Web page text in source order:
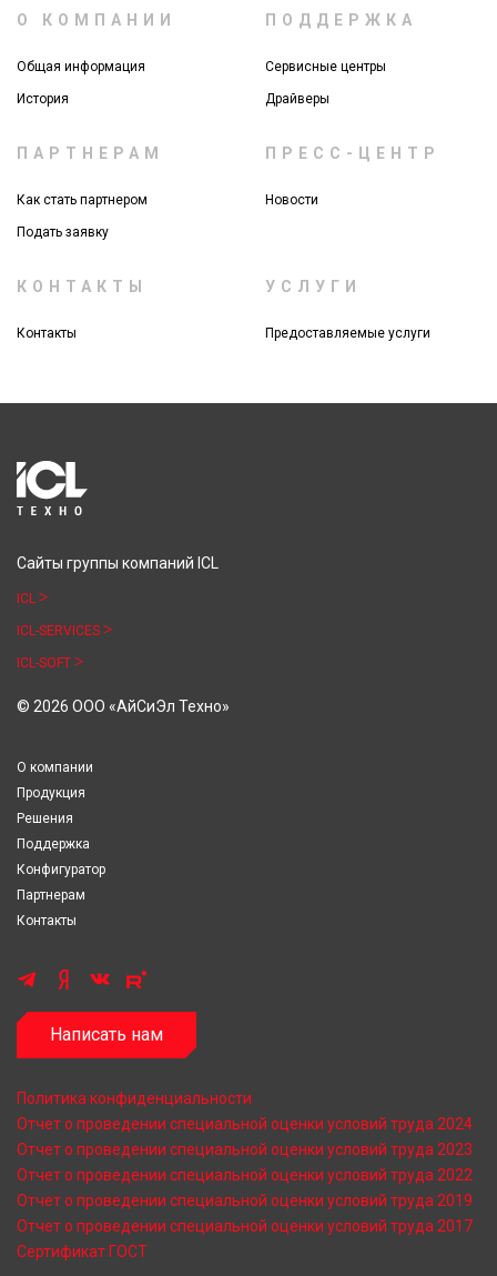
О КОМПАНИИ
Общая информация
История
ПОДДЕРЖКА
Сервисные центры
Драйверы
ПАРТНЕРАМ
Как стать партнером
Подать заявку
ПРЕСС-ЦЕНТР
Новости
КОНТАКТЫ
Контакты
УСЛУГИ
Предоставляемые услуги
Сайты группы компаний ICL
ICL
ICL-SERVICES
ICL-SOFT
© 2026 ООО «АйСиЭл Техно»
О компании
Продукция
Решения
Поддержка
Конфигуратор
Партнерам
Контакты
Написать нам
Политика конфиденциальности
Отчет о проведении специальной оценки условий труда 2024
Отчет о проведении специальной оценки условий труда 2023
Отчет о проведении специальной оценки условий труда 2022
Отчет о проведении специальной оценки условий труда 2019
Отчет о проведении специальной оценки условий труда 2017
Сертификат ГОСТ